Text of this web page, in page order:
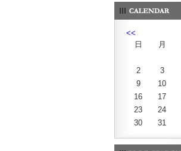
<<
日
月
2
3
9
10
16
17
23
24
30
31